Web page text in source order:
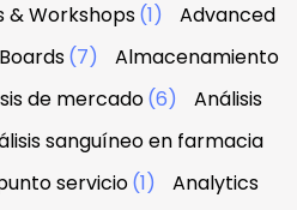
& Workshops(1)
Advanced
(7)
Almacenamiento
de mercado(6)
Análisis
sanguíneo en farmacia
servicio(1)
Analytics